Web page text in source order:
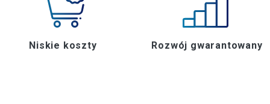
Niskie koszty Rozwój gwarantowany